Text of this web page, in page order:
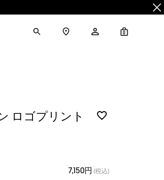
0
ロゴプリント
7,150円 (税込)